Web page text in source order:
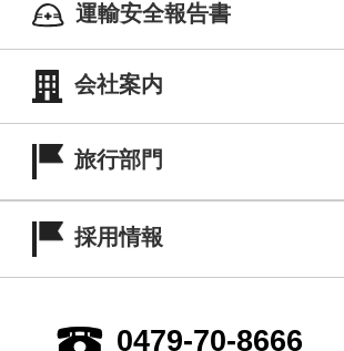
運輸安全報告書
会社案内
旅行部門
採用情報
0479-70-8666